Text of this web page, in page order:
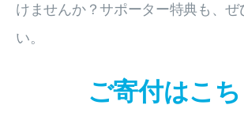
けませんか？サポーター特典も、ぜ
い。
ご寄付はこ